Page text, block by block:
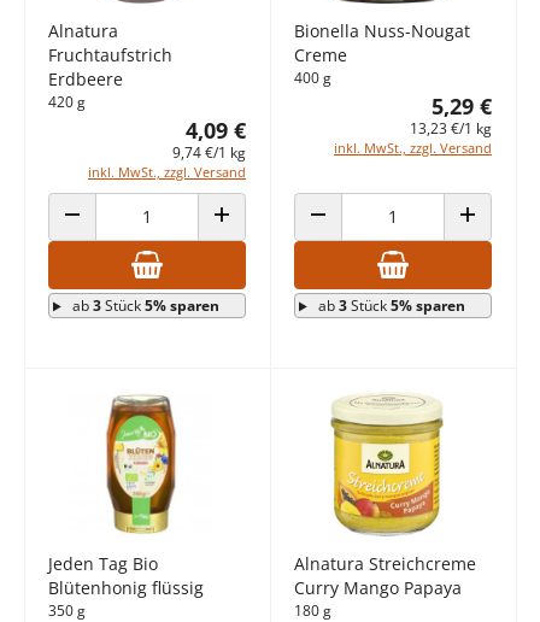
Alnatura
Fruchtaufstrich
Erdbeere
420 g
4,09 €
9,74 €/1 kg
inkl. MwSt., zzgl. Versand
ANZAHL VERRINGERN ANZAHL ERHÖHEN
ab3Stück5% sparen
Bionella Nuss-Nougat
Creme
400 g
5,29 €
13,23 €/1 kg
inkl. MwSt., zzgl. Versand
ANZAHL VERRINGERN ANZAHL
ab3Stück5% sparen
Jeden Tag Bio
Blütenhonig flüssig
350 g
Alnatura Streichcreme
Curry Mango Papaya
180 g